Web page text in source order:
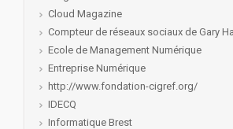
Cloud Magazine
Compteur de réseaux sociaux de Gary
Ecole de Management Numérique
Entreprise Numérique
http://www.fondation-cigref.org/
IDECQ
Informatique Brest